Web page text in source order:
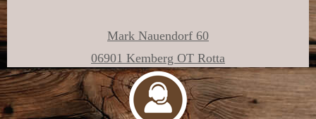
Mark Nauendorf 60
06901 Kemberg OT Rotta